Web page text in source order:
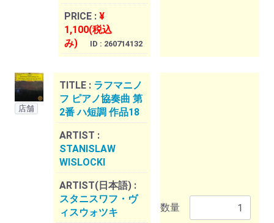
PRICE : ¥
1,100(税込
み)
ID : 260714132
店舗
TITLE : ラフマニノ
フ ピアノ協奏曲 第
2番 ハ短調 作品18
ARTIST :
STANISLAW
WISLOCKI
ARTIST(日本語) :
スタニスワフ・ヴ
ィスウォツキ
数量